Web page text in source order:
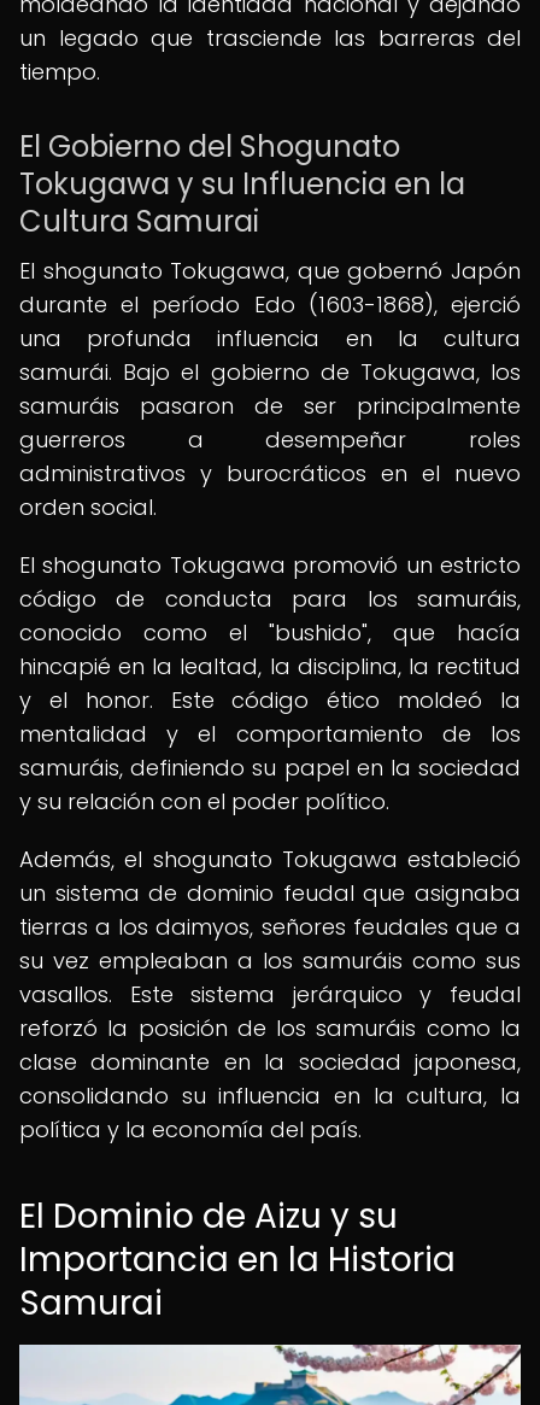
un legado que trasciende las barreras del
tiempo.
El Gobierno del Shogunato
Tokugawa y su Influencia en la
Cultura Samurai
El shogunato Tokugawa, que gobernó Japón
durante el período Edo (1603-1868), ejerció
una profunda influencia en la cultura
samurái. Bajo el gobierno de Tokugawa, los
samuráis pasaron de ser principalmente
guerreros a desempeñar roles
administrativos y burocráticos en el nuevo
orden social.
El shogunato Tokugawa promovió un estricto
código de conducta para los samuráis,
conocido como el "bushido", que hacía
hincapié en la lealtad, la disciplina, la rectitud
y el honor. Este código ético moldeó la
mentalidad y el comportamiento de los
samuráis, definiendo su papel en la sociedad
y su relación con el poder político.
Además, el shogunato Tokugawa estableció
un sistema de dominio feudal que asignaba
tierras a los daimyos, señores feudales que a
su vez empleaban a los samuráis como sus
vasallos. Este sistema jerárquico y feudal
reforzó la posición de los samuráis como la
clase dominante en la sociedad japonesa,
consolidando su influencia en la cultura, la
política y la economía del país.
El Dominio de Aizu y su
Importancia en la Historia
Samurai